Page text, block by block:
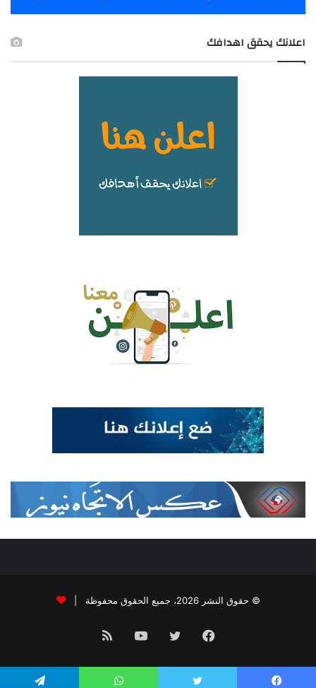
اعلانك يحقق اهدافك
© حقوق النشر 2026، جميع الحقوق محفوظة |
فيسبوك تويتر يوتيوبملخص
الموقع